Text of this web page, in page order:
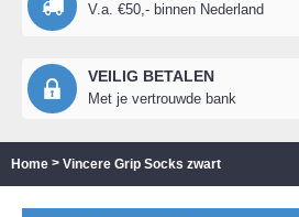
V.a. €50,- binnen Nederland
VEILIG BETALEN
Met je vertrouwde bank
Home > Vincere Grip Socks zwart